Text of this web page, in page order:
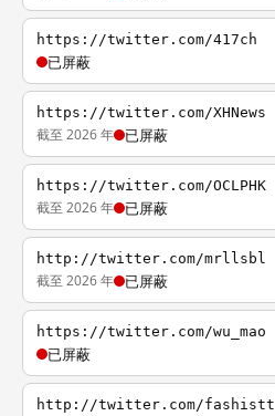
https://twitter.com/417ch
已屏蔽
https://twitter.com/XHNews
截至 2026 年 已屏蔽
https://twitter.com/OCLPHK
截至 2026 年 已屏蔽
http://twitter.com/mrllsbl
截至 2026 年 已屏蔽
https://twitter.com/wu_mao
已屏蔽
http://twitter.com/fashistt